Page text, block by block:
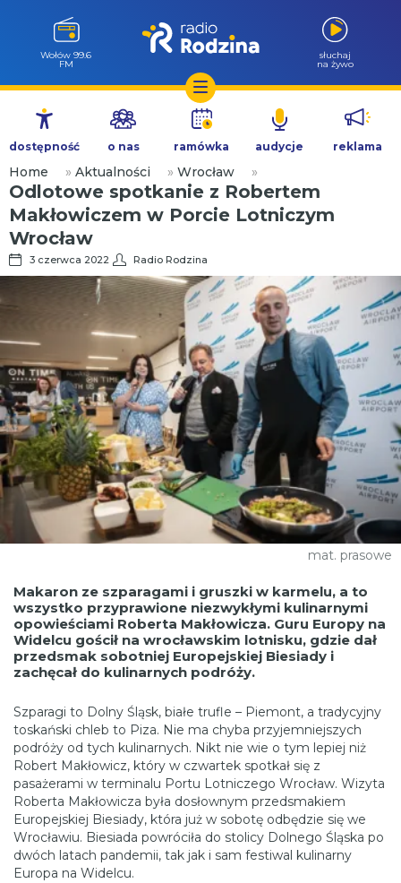
Przejdź
treści
Wołów 99.6
FM
słuchaj
na żywo
dostępność o nas ramówka audycje reklama
Home » Aktualności » Wrocław »
Odlotowe spotkanie z Robertem
Makłowiczem w Porcie Lotniczym
Wrocław
3 czerwca 2022 Radio Rodzina
mat. prasowe
Makaron ze szparagami i gruszki w karmelu, a to
wszystko przyprawione niezwykłymi kulinarnymi
opowieściami Roberta Makłowicza. Guru Europy na
Widelcu gościł na wrocławskim lotnisku, gdzie dał
przedsmak sobotniej Europejskiej Biesiady i
zachęcał do kulinarnych podróży.
Szparagi to Dolny Śląsk, białe trufle – Piemont, a tradycyjny
toskański chleb to Piza. Nie ma chyba przyjemniejszych
podróży od tych kulinarnych. Nikt nie wie o tym lepiej niż
Robert Makłowicz, który w czwartek spotkał się z
pasażerami w terminalu Portu Lotniczego Wrocław. Wizyta
Roberta Makłowicza była dosłownym przedsmakiem
Europejskiej Biesiady, która już w sobotę odbędzie się we
Wrocławiu. Biesiada powróciła do stolicy Dolnego Śląska po
dwóch latach pandemii, tak jak i sam festiwal kulinarny
Europa na Widelcu.